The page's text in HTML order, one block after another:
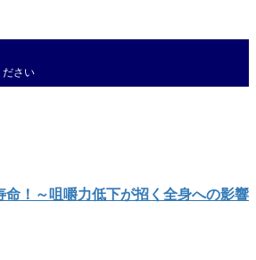
ださい
命！～咀嚼力低下が招く全身への影響